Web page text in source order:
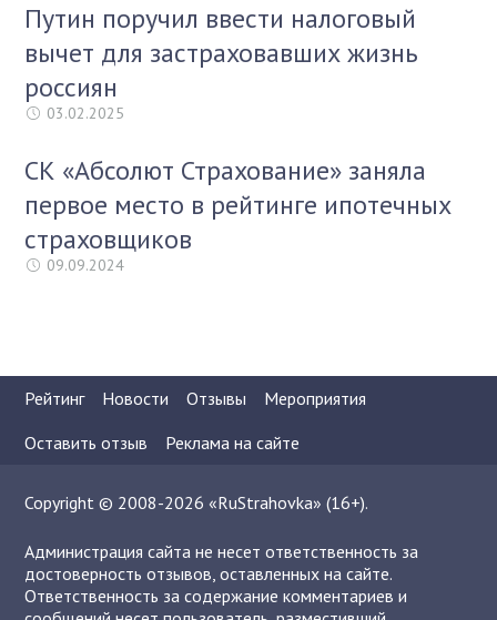
Путин поручил ввести налоговый
вычет для застраховавших жизнь
россиян
03.02.2025
СК «Абсолют Страхование» заняла
первое место в рейтинге ипотечных
страховщиков
09.09.2024
Рейтинг Новости Отзывы
Мероприятия
Оставить отзыв
Реклама на сайте
Copyright © 2008-2026 «RuStrahovka» (16+).
Администрация сайта не несет ответственность за
достоверность отзывов, оставленных на сайте.
Ответственность за содержание комментариев и